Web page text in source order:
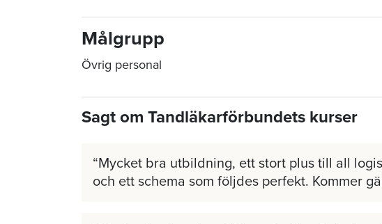
Målgrupp
Övrig personal
Sagt om Tandläkarförbundets kurser
Mycket bra utbildning, ett stort plus till all
och ett schema som följdes perfekt. Kommer